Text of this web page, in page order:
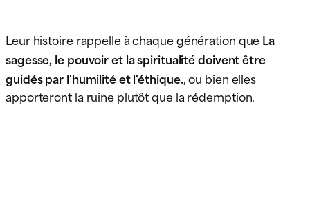
Leur histoire rappelle à chaque génération queLa
sagesse, le pouvoir et la spiritualité doivent être
guidés par l'humilité et l'éthique., ou bien elles
apporteront la ruine plutôt que la rédemption.